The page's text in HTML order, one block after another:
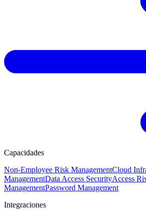
Capacidades
Non-Employee Risk ManagementCloud
ManagementData Access SecurityAccess
ManagementPassword Management
Integraciones